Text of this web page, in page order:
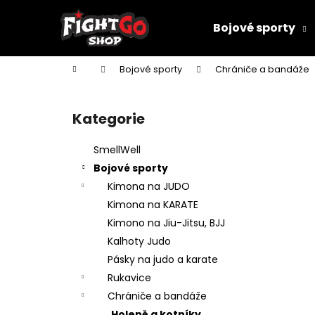
Bojové sporty
Domů Bojové sporty Chrániče a bandáže
Přeskočit
kategorie
Kategorie
SmellWell
Bojové sporty
Kimona na JUDO
Kimona na KARATE
Kimono na Jiu-Jitsu, BJJ
Kalhoty Judo
Pásky na judo a karate
Rukavice
Chrániče a bandáže
í
Zpět
do
Zpět
do
DĚTSKÉ KIMONO NA JUDO MIFUNE